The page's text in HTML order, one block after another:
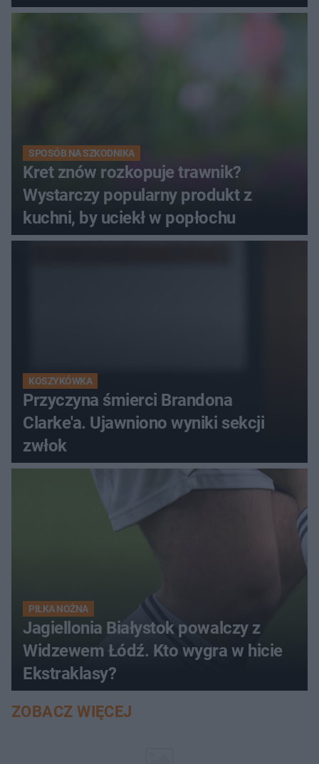
SPOSÓB NA SZKODNIKA
Kret znów rozkopuje trawnik?
Wystarczy popularny produkt z
kuchni, by uciekł w popłochu
KOSZYKÓWKA
Przyczyna śmierci Brandona
Clarke'a. Ujawniono wyniki sekcji
zwłok
PIŁKA NOŻNA
Jagiellonia Białystok powalczy z
Widzewem Łódź. Kto wygra w hicie
Ekstraklasy?
ZOBACZ WIĘCEJ